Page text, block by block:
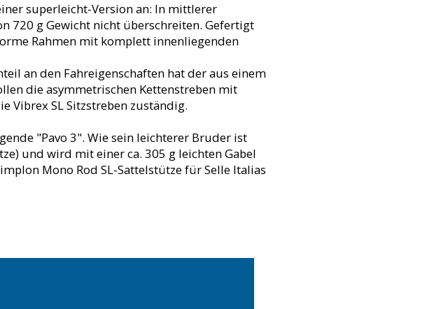
superleicht-Version an: In mittlerer
720 g Gewicht nicht überschreiten. Gefertigt
Rahmen mit komplett innenliegenden
an den Fahreigenschaften hat der aus einem
die asymmetrischen Kettenstreben mit
Vibrex SL Sitzstreben zuständig.
"Pavo 3". Wie sein leichterer Bruder ist
und wird mit einer ca. 305 g leichten Gabel
Mono Rod SL-Sattelstütze für Selle Italias